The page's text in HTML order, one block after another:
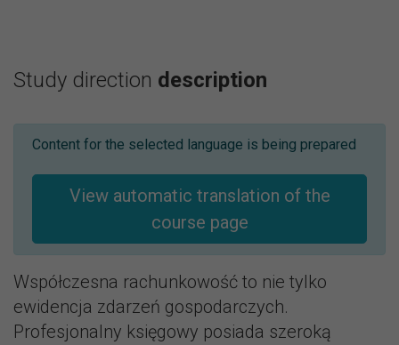
Study direction description
Content for the selected language is being prepared
View automatic translation of the
course page
Współczesna rachunkowość to nie tylko
ewidencja zdarzeń gospodarczych.
Profesjonalny księgowy posiada szeroką